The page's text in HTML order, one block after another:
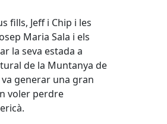
fills, Jeff i Chip i les
Maria Sala i els
la seva estada a
de la Muntanya de
generar una gran
voler perdre